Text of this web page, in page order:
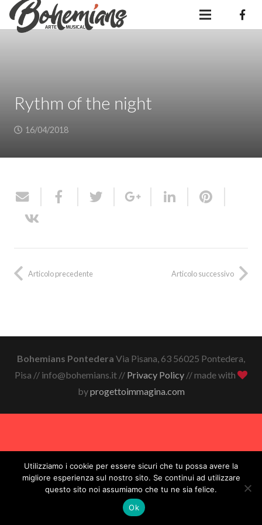
Rythm of the night
16/04/2018
Articolo precedente Articolo successivo
Bohemians Pontedera Via Pisana, 63 56025 Pontedera,
Pisa // info@bohemians.it // Privacy Policy// made with
byprogettoimmagina.com
Utilizziamo i cookie per essere sicuri che tu possa avere la
migliore esperienza sul nostro sito. Se continui ad utilizzare
questo sito noi assumiamo che tu ne sia felice.
Ok